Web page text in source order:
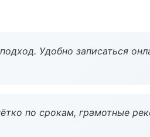
Удобно записаться
по срокам, грамотные